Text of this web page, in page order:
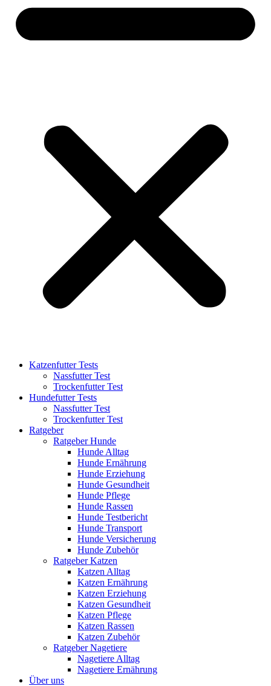
Katzenfutter Tests
Nassfutter Test
Trockenfutter Test
Hundefutter Tests
Nassfutter Test
Trockenfutter Test
Ratgeber
Ratgeber Hunde
Hunde Alltag
Hunde Ernährung
Hunde Erziehung
Hunde Gesundheit
Hunde Pflege
Hunde Rassen
Hunde Testbericht
Hunde Transport
Hunde Versicherung
Hunde Zubehör
Ratgeber Katzen
Katzen Alltag
Katzen Ernährung
Katzen Erziehung
Katzen Gesundheit
Katzen Pflege
Katzen Rassen
Katzen Zubehör
Ratgeber Nagetiere
Nagetiere Alltag
Nagetiere Ernährung
Über uns